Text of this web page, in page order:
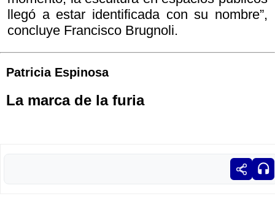
llegó a estar identificada con su nombre”,
concluye Francisco Brugnoli.
Patricia Espinosa
La marca de la furia